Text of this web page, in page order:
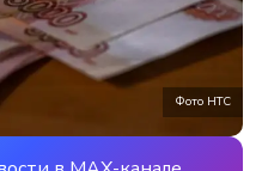
Фото НТС